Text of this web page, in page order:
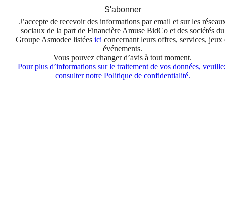
S'abonner
J’accepte de recevoir des informations par email et sur les
sociaux de la part de Financière Amuse BidCo et des sociétés du
Groupe Asmodee listées ici concernant leurs offres, services, jeux
événements.
Vous pouvez changer d’avis à tout moment.
Pour plus d’informations sur le traitement de vos données,
consulter notre Politique de confidentialité.